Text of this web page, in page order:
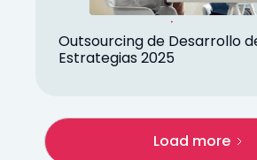
Outsourcing de Desarrollo
Estrategias 2025
Load more